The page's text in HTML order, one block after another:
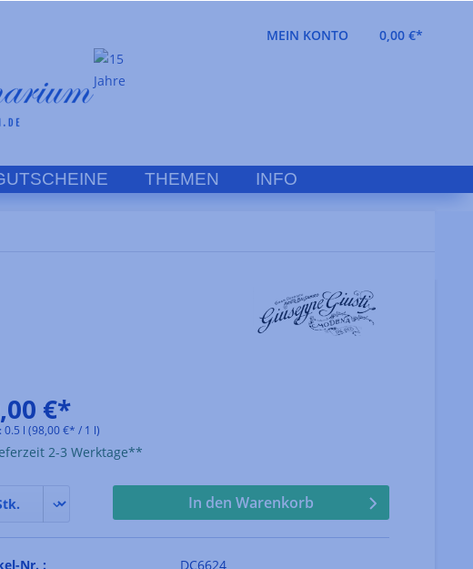
MEIN KONTO
0,00 €*
THEMEN INFO
€*
0.5 l (98,00 €* / 1 l)
2-3 Werktage**
In den Warenkorb
Nr. :
DC6624